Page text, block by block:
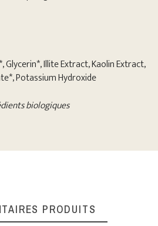
Glycerin*, Illite Extract, Kaolin Extract,
Potassium Hydroxide
biologiques
PRODUITS